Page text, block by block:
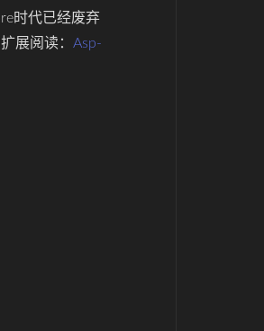
时代已经废弃
展阅读： Asp-